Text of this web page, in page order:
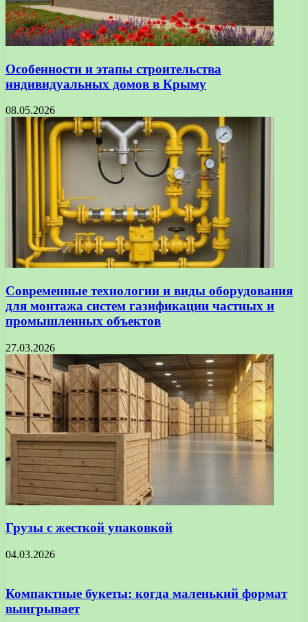
Особенности и этапы строительства
индивидуальных домов в Крыму
08.05.2026
Современные технологии и виды оборудования
для монтажа систем газификации частных и
промышленных объектов
27.03.2026
Грузы с жесткой упаковкой
04.03.2026
Компактные букеты: когда маленький формат
выигрывает